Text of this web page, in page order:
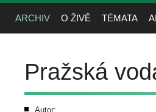
ARCHIV O ŽIVĚ TÉMATA
Pražská
Autor: